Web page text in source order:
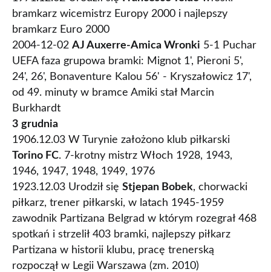
bramkarz wicemistrz Europy 2000 i najlepszy
bramkarz Euro 2000
2004-12-02 AJ Auxerre-Amica Wronki 5-1 Puchar
UEFA faza grupowa bramki: Mignot 1', Pieroni 5',
24', 26', Bonaventure Kalou 56' - Kryszałowicz 17',
od 49. minuty w bramce Amiki stał Marcin
Burkhardt
3 grudnia
1906.12.03 W Turynie założono klub piłkarski
Torino FC. 7-krotny mistrz Włoch 1928, 1943,
1946, 1947, 1948, 1949, 1976
1923.12.03 Urodził się Stjepan Bobek, chorwacki
piłkarz, trener piłkarski, w latach 1945-1959
zawodnik Partizana Belgrad w którym rozegrał 468
spotkań i strzelił 403 bramki, najlepszy piłkarz
Partizana w historii klubu, pracę trenerską
rozpoczął w Legii Warszawa (zm. 2010)